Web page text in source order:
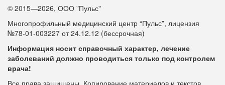
© 2015—2026, ООО "Пульс"
Многопрофильный медицинский центр “Пульс”, лицензия
№78-01-003227 от 24.12.12 (бессрочная)
Информация носит справочный характер, лечение
заболеваний должно проводиться только под контролем
врача!
Все права защищены. Копирование материалов и текстов